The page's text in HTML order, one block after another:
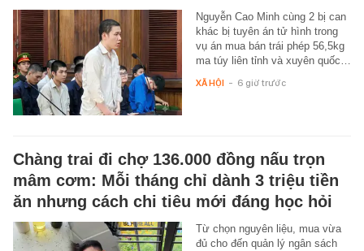
Nguyễn Cao Minh cùng 2 bị can
khác bị tuyên án tử hình trong
vụ án mua bán trái phép 56,5kg
ma túy liên tỉnh và xuyên quốc…
XÃ HỘI - 6 giờ trước
Chàng trai đi chợ 136.000 đồng nấu trọn
mâm cơm: Mỗi tháng chỉ dành 3 triệu tiền
ăn nhưng cách chi tiêu mới đáng học hỏi
Từ chọn nguyên liệu, mua vừa
đủ cho đến quản lý ngân sách